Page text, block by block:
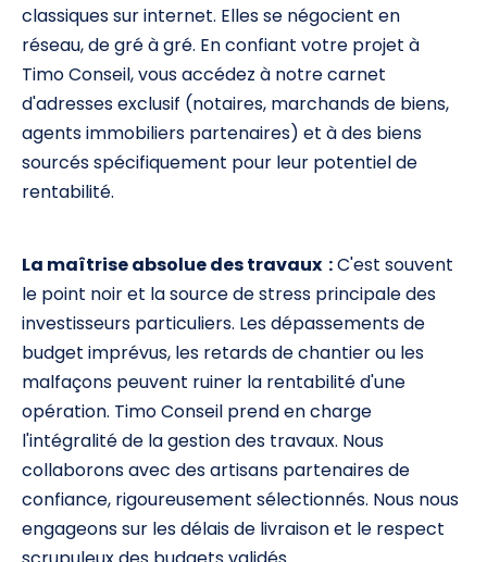
classiques sur internet. Elles se négocient en
réseau, de gré à gré. En confiant votre projet à
Timo Conseil, vous accédez à notre carnet
d'adresses exclusif (notaires, marchands de biens,
agents immobiliers partenaires) et à des biens
sourcés spécifiquement pour leur potentiel de
rentabilité.
La maîtrise absolue des travaux :C'est souvent
le point noir et la source de stress principale des
investisseurs particuliers. Les dépassements de
budget imprévus, les retards de chantier ou les
malfaçons peuvent ruiner la rentabilité d'une
opération. Timo Conseil prend en charge
l'intégralité de la gestion des travaux. Nous
collaborons avec des artisans partenaires de
confiance, rigoureusement sélectionnés. Nous nous
engageons sur les délais de livraison et le respect